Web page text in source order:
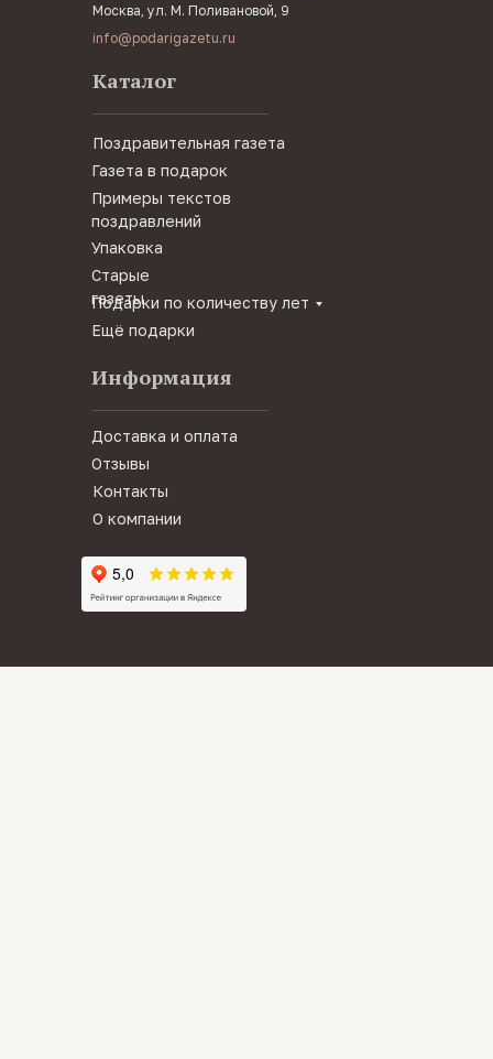
Москва, ул. М. Поливановой, 9
info@podarigazetu.ru
Каталог
Информация
Поздравительная газета
Газета в подарок
Упаковка
Примеры текстов
поздравлений
Доставка и оплата
Отзывы
Контакты
О компании
Старые
газеты
Ещё подарки
Подарки по количеству лет